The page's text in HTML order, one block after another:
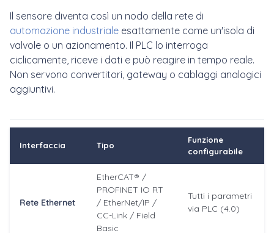
Il sensore diventa così un nodo della rete di
automazione industriale esattamente come un'isola di
valvole o un azionamento. Il PLC lo interroga
ciclicamente, riceve i dati e può reagire in tempo reale.
Non servono convertitori, gateway o cablaggi analogici
aggiuntivi.
Interfaccia Tipo
Funzione
configurabile
Rete Ethernet
EtherCAT® /
PROFINET IO RT
/ EtherNet/IP /
CC-Link / Field
Basic
Tutti i parametri
via PLC (4.0)